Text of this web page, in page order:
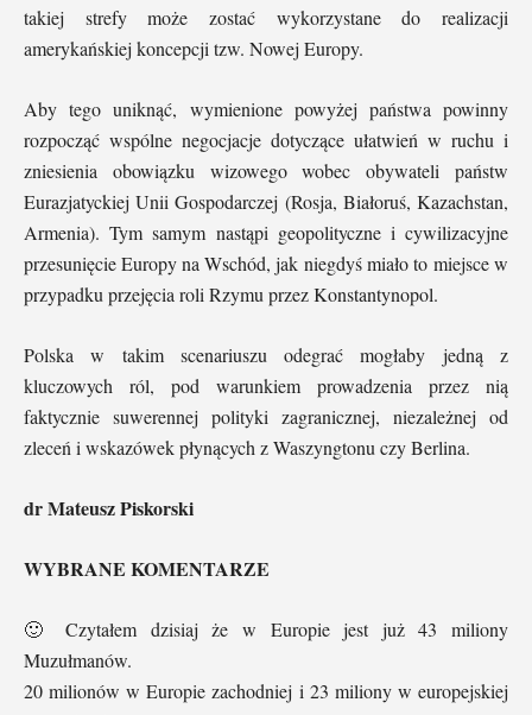
takiej strefy może zostać wykorzystane do realizacji
amerykańskiej koncepcji tzw. Nowej Europy.
Aby tego uniknąć, wymienione powyżej państwa powinny
rozpocząć wspólne negocjacje dotyczące ułatwień w ruchu i
zniesienia obowiązku wizowego wobec obywateli państw
Eurazjatyckiej Unii Gospodarczej (Rosja, Białoruś, Kazachstan,
Armenia). Tym samym nastąpi geopolityczne i cywilizacyjne
przesunięcie Europy na Wschód, jak niegdyś miało to miejsce w
przypadku przejęcia roli Rzymu przez Konstantynopol.
Polska w takim scenariuszu odegrać mogłaby jedną z
kluczowych ról, pod warunkiem prowadzenia przez nią
faktycznie suwerennej polityki zagranicznej, niezależnej od
zleceń i wskazówek płynących z Waszyngtonu czy Berlina.
dr Mateusz Piskorski
WYBRANE KOMENTARZE
🙂 Czytałem dzisiaj że w Europie jest już 43 miliony
Muzułmanów.
20 milionów w Europie zachodniej i 23 miliony w europejskiej